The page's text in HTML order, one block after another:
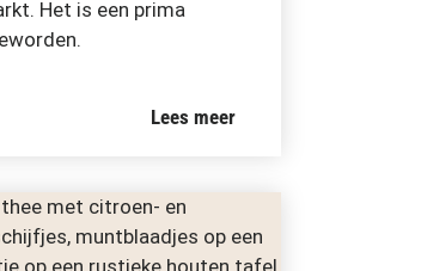
Het is een prima
Lees meer